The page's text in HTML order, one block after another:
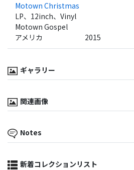
Motown Christmas
LP、12inch、Vinyl
Motown Gospel
アメリカ
2015
ギャラリー
関連画像
Notes
新着コレクションリスト